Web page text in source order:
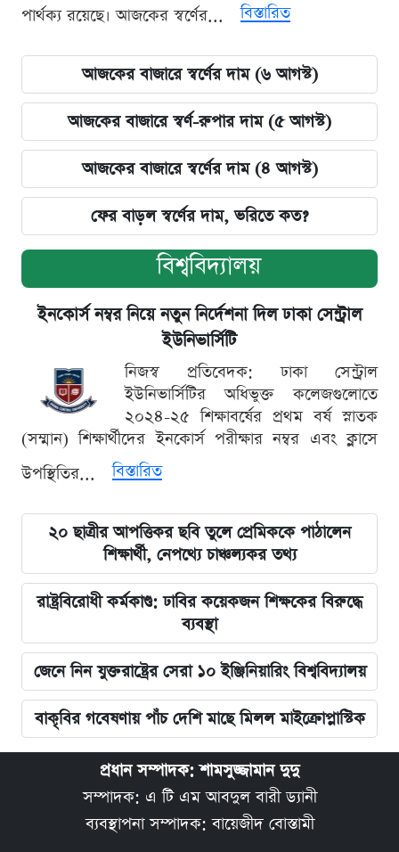
পার্থক্য রয়েছে। আজকের স্বর্ণের...
বিস্তারিত
আজকের বাজারে স্বর্ণের দাম (৬ আগস্ট)
আজকের বাজারে স্বর্ণ-রুপার দাম (৫ আগস্ট)
আজকের বাজারে স্বর্ণের দাম (৪ আগস্ট)
ফের বাড়ল স্বর্ণের দাম, ভরিতে কত?
বিশ্ববিদ্যালয়
ইনকোর্স নম্বর নিয়ে নতুন নির্দেশনা দিল ঢাকা সেন্ট্রাল
ইউনিভার্সিটি
নিজস্ব প্রতিবেদক: ঢাকা সেন্ট্রাল
ইউনিভার্সিটির অধিভুক্ত কলেজগুলোতে
২০২৪-২৫ শিক্ষাবর্ষের প্রথম বর্ষ স্নাতক
(সম্মান) শিক্ষার্থীদের ইনকোর্স পরীক্ষার নম্বর এবং ক্লাসে
উপস্থিতির...
বিস্তারিত
২০ ছাত্রীর আপত্তিকর ছবি তুলে প্রেমিককে পাঠালেন
শিক্ষার্থী, নেপথ্যে চাঞ্চল্যকর তথ্য
রাষ্ট্রবিরোধী কর্মকাণ্ড: ঢাবির কয়েকজন শিক্ষকের বিরুদ্ধে
ব্যবস্থা
জেনে নিন যুক্তরাষ্ট্রের সেরা ১০ ইঞ্জিনিয়ারিং বিশ্ববিদ্যালয়
বাকৃবির গবেষণায় পাঁচ দেশি মাছে মিলল মাইক্রোপ্লাস্টিক
প্রধান সম্পাদক: শামসুজ্জামান দুদু
সম্পাদক: এ টি এম আবদুল বারী ড্যানী
ব্যবস্থাপনা সম্পাদক: বায়েজীদ বোস্তামী